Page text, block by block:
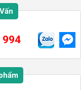
994